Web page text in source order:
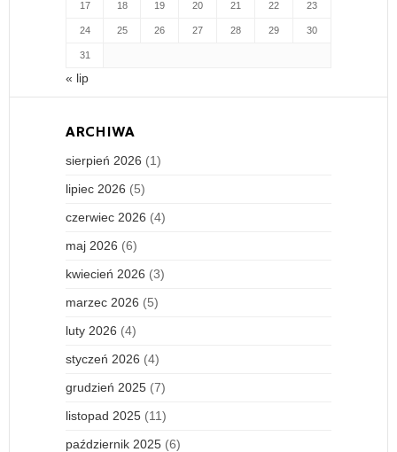
17 18 19 20 21 22 23
24 25 26 27 28 29 30
31
« lip
ARCHIWA
sierpień 2026 (1)
lipiec 2026 (5)
czerwiec 2026 (4)
maj 2026 (6)
kwiecień 2026 (3)
marzec 2026 (5)
luty 2026 (4)
styczeń 2026 (4)
grudzień 2025 (7)
listopad 2025 (11)
październik 2025 (6)